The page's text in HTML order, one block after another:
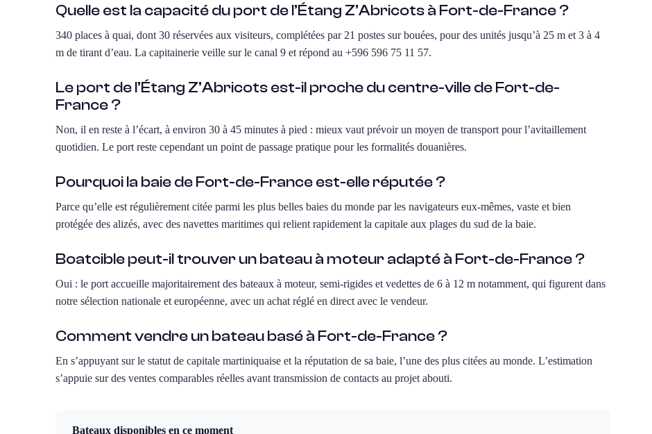
Quelle est la capacité du port de l’Étang Z’Abricots à Fort-de-France ?
340 places à quai, dont 30 réservées aux visiteurs, complétées par 21 postes sur bouées, pour des unités jusqu’à 25 m et 3 à 4
m de tirant d’eau. La capitainerie veille sur le canal 9 et répond au +596 596 75 11 57.
Le port de l’Étang Z’Abricots est-il proche du centre-ville de Fort-de-
France ?
Non, il en reste à l’écart, à environ 30 à 45 minutes à pied : mieux vaut prévoir un moyen de transport pour l’avitaillement
quotidien. Le port reste cependant un point de passage pratique pour les formalités douanières.
Pourquoi la baie de Fort-de-France est-elle réputée ?
Parce qu’elle est régulièrement citée parmi les plus belles baies du monde par les navigateurs eux-mêmes, vaste et bien
protégée des alizés, avec des navettes maritimes qui relient rapidement la capitale aux plages du sud de la baie.
Boatcible peut-il trouver un bateau à moteur adapté à Fort-de-France ?
Oui : le port accueille majoritairement des bateaux à moteur, semi-rigides et vedettes de 6 à 12 m notamment, qui figurent dans
notre sélection nationale et européenne, avec un achat réglé en direct avec le vendeur.
Comment vendre un bateau basé à Fort-de-France ?
En s’appuyant sur le statut de capitale martiniquaise et la réputation de sa baie, l’une des plus citées au monde. L’estimation
s’appuie sur des ventes comparables réelles avant transmission de contacts au projet abouti.
Bateaux disponibles en ce moment